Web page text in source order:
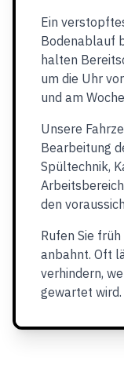
Ein
Bodenablauf
halten
um die Uhr
und am
Unsere
Bearbeitung
Spültechnik,
den
Rufen Sie
anbahnt. Oft
verhindern,
gewartet wird.